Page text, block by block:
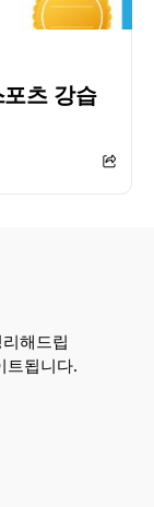
포츠 강습
해드립
트됩니다.